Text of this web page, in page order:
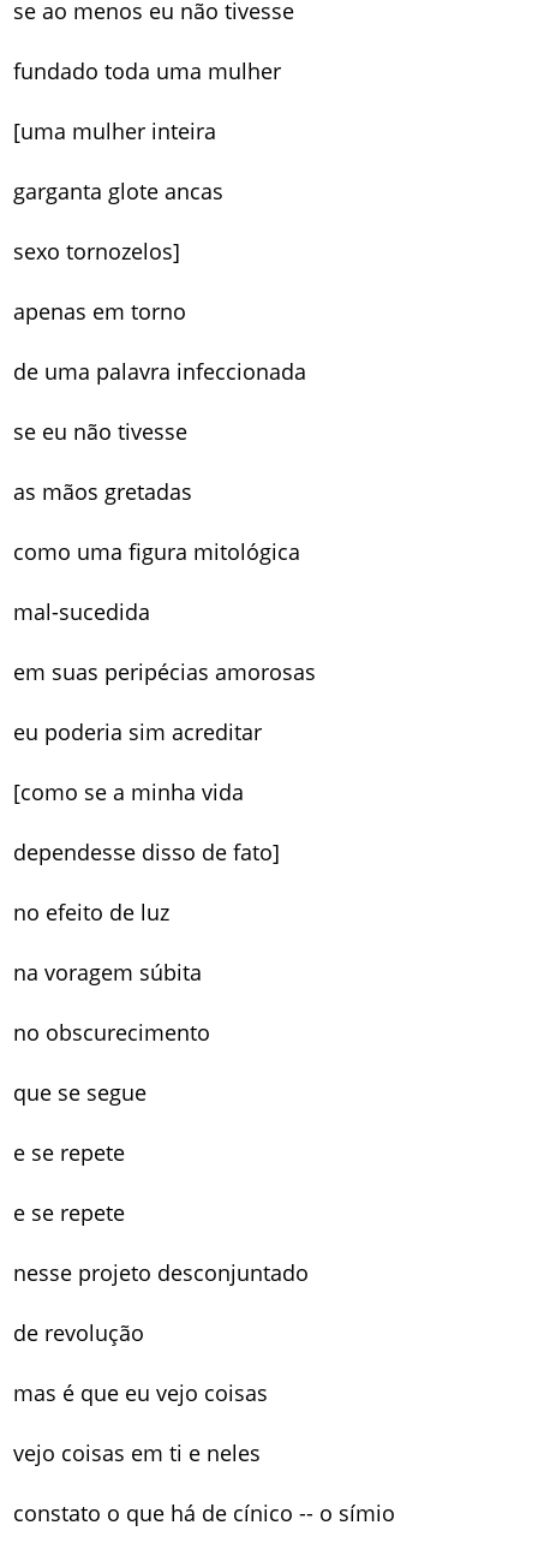
se ao menos eu não tivesse
fundado toda uma mulher
[uma mulher inteira
garganta glote ancas
sexo tornozelos]
apenas em torno
de uma palavra infeccionada
se eu não tivesse
as mãos gretadas
como uma figura mitológica
mal-sucedida
em suas peripécias amorosas
eu poderia sim acreditar
[como se a minha vida
dependesse disso de fato]
no efeito de luz
na voragem súbita
no obscurecimento
que se segue
e se repete
e se repete
nesse projeto desconjuntado
de revolução
mas é que eu vejo coisas
vejo coisas em ti e neles
constato o que há de cínico -- o símio